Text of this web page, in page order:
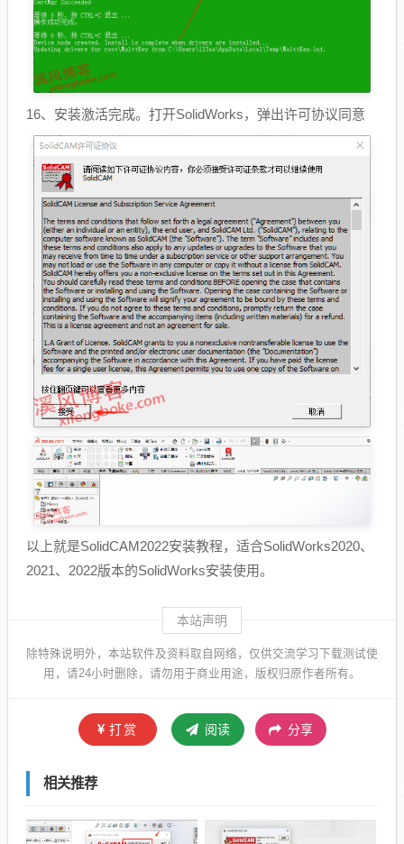
16、安装激活完成。打开SolidWorks，弹出许可协议同意
以上就是SolidCAM2022安装教程，适合SolidWorks2020、
2021、2022版本的SolidWorks安装使用。
本站声明
除特殊说明外，本站软件及资料取自网络，仅供交流学习下载测试使
用，请24小时删除，请勿用于商业用途，版权归原作者所有。
打赏 阅读 分享
相关推荐